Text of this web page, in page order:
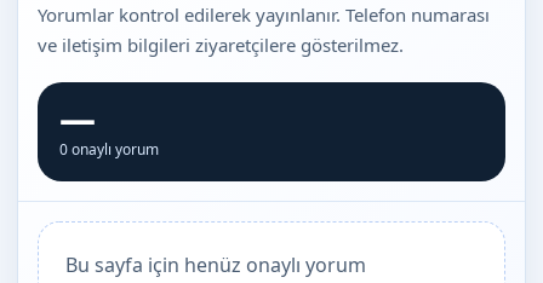
Yorumlar kontrol edilerek yayınlanır. Telefon numarası
ve iletişim bilgileri ziyaretçilere gösterilmez.
—
0 onaylı yorum
Bu sayfa için henüz onaylı yorum